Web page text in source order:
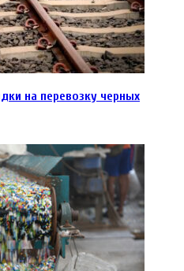
на перевозку черных